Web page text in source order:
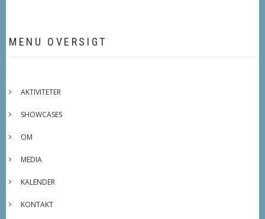
MENU OVERSIGT
AKTIVITETER
SHOWCASES
OM
MEDIA
KALENDER
KONTAKT